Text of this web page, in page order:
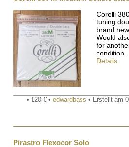
Corelli
tuning
brand
Would
for
condition.
Details
• 120 € • edwardbass • Erstellt am
Pirastro Flexocor Solo